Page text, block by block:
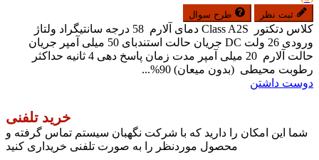
ثبت نظر طرح سوال
کلاس دتکتور Class A2S دمای آلارم 58 درجه سانتیگراد ولتاژ
ورودی 26 ولت DC جریان حالت استندبای 50 میلی آمپر جریان
حالت آلارم 20 میلی آمپر مدت زمان پاسخ دهی 4 ثانیه حداکثر
رطوبت محیطی (بدون میعان) 90%...
دوست داشتن
خرید تلفنی
شما این امکان را دارید که با شرکت نگهبان سیستم تماس گرفته و
محصول موردنظر را به صورت تلفنی خریداری کنید